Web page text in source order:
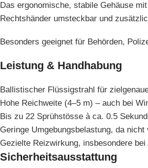
Das ergonomische, stabile Gehäuse
Rechtshänder umsteckbar und
Besonders geeignet für Behörden,
Leistung & Handhabung
Ballistischer Flüssigstrahl für
Hohe Reichweite (4–5 m) – auch bei
Bis zu 22 Sprühstösse à ca. 0.5
Geringe Umgebungsbelastung, da nicht
Gezielte Reizwirkung, insbesondere
Sicherheitsausstattung